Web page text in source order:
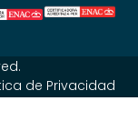
de Privacidad